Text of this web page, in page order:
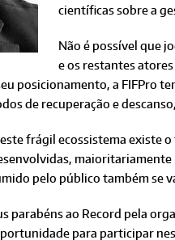
científicas sobre a
Não é possível que
e os restantes
posicionamento, a FIFPro
de recuperação e
frágil ecossistema existe
pelo público também se
parabéns ao Record pela
para participar